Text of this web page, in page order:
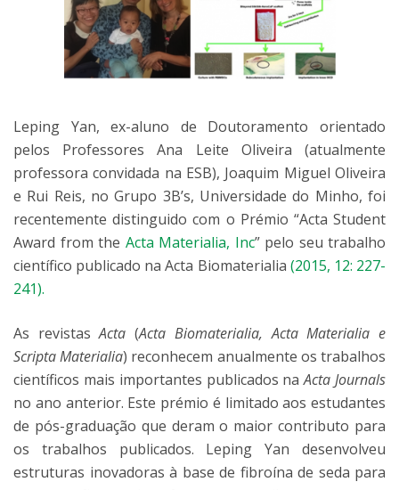
Leping Yan, ex-aluno de Doutoramento orientado
pelos Professores Ana Leite Oliveira (atualmente
professora convidada na ESB), Joaquim Miguel Oliveira
e Rui Reis, no Grupo 3B’s, Universidade do Minho, foi
recentemente distinguido com o Prémio “Acta Student
Award from the Acta Materialia, Inc” pelo seu trabalho
científico publicado na Acta Biomaterialia (2015, 12: 227-
241).
As revistasActa (Acta Biomaterialia, Acta Materialia e
Scripta Materialia) reconhecem anualmente os trabalhos
científicos mais importantes publicados naActa Journals
no ano anterior. Este prémio é limitado aos estudantes
de pós-graduação que deram o maior contributo para
os trabalhos publicados. Leping Yan desenvolveu
estruturas inovadoras à base de fibroína de seda para